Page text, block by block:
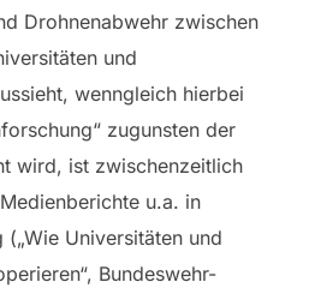
Drohnenabwehr zwischen
und
wenngleich hierbei
zugunsten der
wird, ist zwischenzeitlich
u.a. in
Universitäten und
Bundeswehr-